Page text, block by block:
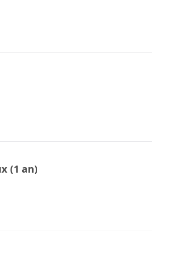
(1 an)